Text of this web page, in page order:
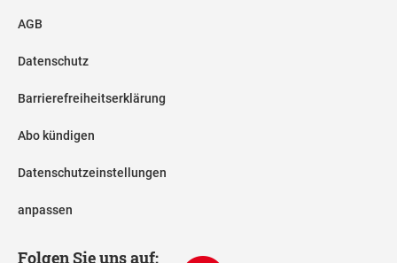
AGB
Datenschutz
Barrierefreiheitserklärung
Abo kündigen
Datenschutzeinstellungen
anpassen
Folgen Sie uns auf: